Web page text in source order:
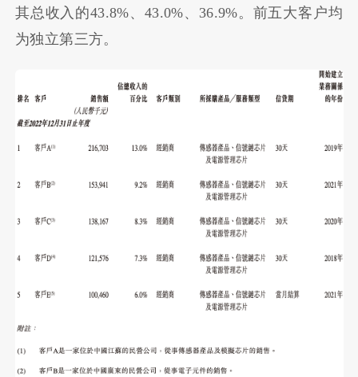
其总收入的43.8%、43.0%、36.9%。前五大客户均
为独立第三方。